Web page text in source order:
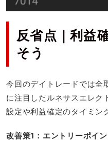
反省点｜利益
そう
今回のデイトレードでは全
に注目したルネサスエレク
設定や利益確定のタイミン
改善策1：エントリーポイ